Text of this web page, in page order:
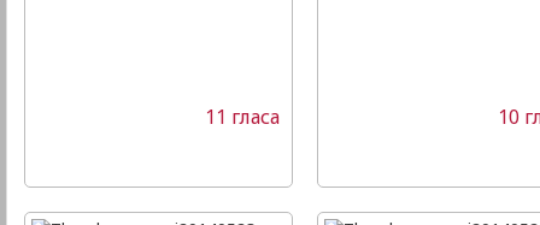
11 гласа 10